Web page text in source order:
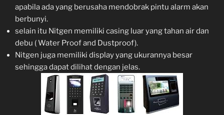
apabila ada yang berusaha mendobrak pintu alarm akan
berbunyi.
selain itu Nitgen memiliki casing luar yang tahan air dan
debu ( Water Proof and Dustproof).
Nitgen juga memiliki display yang ukurannya besar
sehingga dapat dilihat dengan jelas.